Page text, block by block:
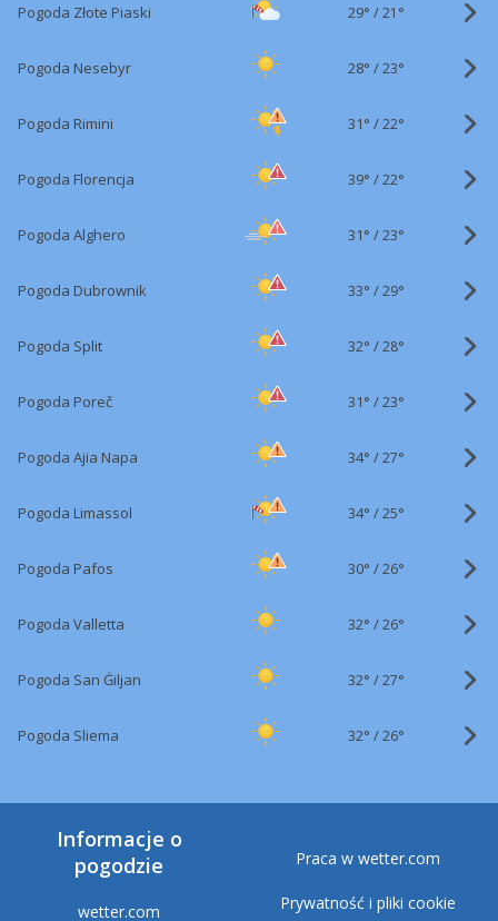
Pogoda Złote Piaski 29° /21°
Pogoda Nesebyr 28° /23°
Pogoda Rimini 31° /22°
Pogoda Florencja 39° /22°
Pogoda Alghero 31° /23°
Pogoda Dubrownik 33° /29°
Pogoda Split 32° /28°
Pogoda Poreč 31° /23°
Pogoda Ajia Napa 34° /27°
Pogoda Limassol 34° /25°
Pogoda Pafos 30° /26°
Pogoda Valletta 32° /26°
Pogoda San Ġiljan 32° /27°
Pogoda Sliema 32° /26°
Informacje o
pogodzie
wetter.com
Praca w wetter.com
Prywatność i pliki cookie